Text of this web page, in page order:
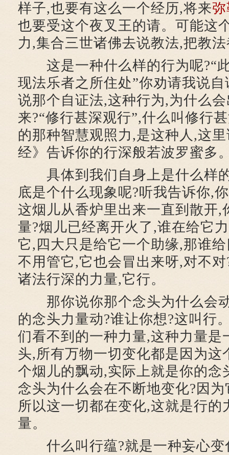
样子,也要有这么一个经历,将来
也要受这个夜叉王的请。可能这
力,集合三世诸佛去说教法,把教
这是一种什么样的行为呢?“
现法乐者之所住处”你劝请我说
说那个自证法,这种行为,为什么
来?“修行甚深观行”,什么叫修行
的那种智慧观照力,是这种人,这
经》告诉你的行深般若波罗蜜多
具体到我们自身上是什么样
底是个什么现象呢?听我告诉你,
这烟儿从香炉里出来一直到散开,
量?烟儿已经离开火了,谁在给它
它,四大只是给它一个助缘,那谁
不用管它,它也会冒出来呀,对不
诸法行深的力量,它行。
那你说你那个念头为什么会
的念头力量动?谁让你想?这叫行
们看不到的一种力量,这种力量是
头,所有万物一切变化都是因为这
个烟儿的飘动,实际上就是你的念
念头为什么会在不断地变化?因
所以这一切都在变化,这就是行的
量。
什么叫行蕴?就是一种妄心变